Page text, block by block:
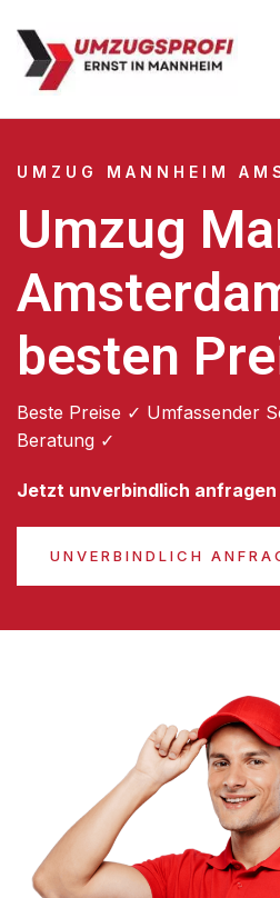
UMZUG MANNHEIM
Umzug
besten
Beste Preise ✓ Umfassender
Beratung ✓
Jetzt unverbindlich
UNVERBINDLICH